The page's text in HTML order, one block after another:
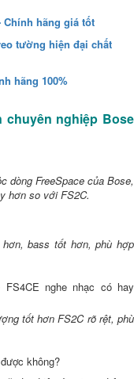
Chính hãng giá tốt
tường hiện đại chất
hãng 100%
chuyên nghiệp Bose
dòng FreeSpace của Bose,
hơn so với FS2C.
bass tốt hơn, phù hợp
FS4CE nghe nhạc có hay
tốt hơn FS2C rõ rệt, phù
không?